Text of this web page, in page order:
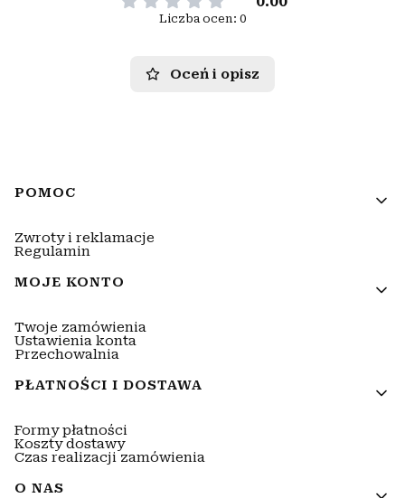
Liczba ocen: 0
Oceń i opisz
Linki w stopce
POMOC
Zwroty i reklamacje
Regulamin
MOJE KONTO
Twoje zamówienia
Ustawienia konta
Przechowalnia
PŁATNOŚCI I DOSTAWA
Formy płatności
Koszty dostawy
Czas realizacji zamówienia
O NAS